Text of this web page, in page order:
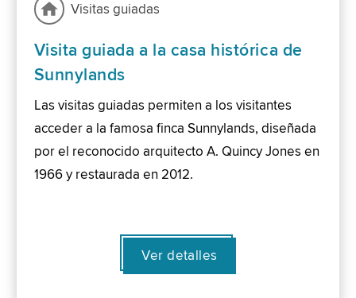
Visitas guiadas
Visita guiada a la casa histórica de
Sunnylands
Las visitas guiadas permiten a los visitantes
acceder a la famosa finca Sunnylands, diseñada
por el reconocido arquitecto A. Quincy Jones en
1966 y restaurada en 2012.
Ver detalles